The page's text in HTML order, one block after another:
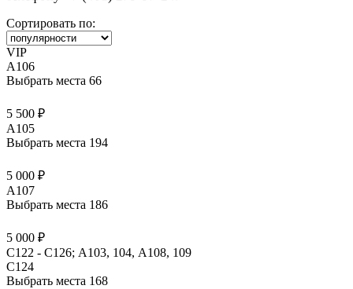
Сортировать по:
VIP
A106
Выбрать места 66
5 500 ₽
A105
Выбрать места 194
5 000 ₽
A107
Выбрать места 186
5 000 ₽
С122 - С126; А103, 104, А108, 109
C124
Выбрать места 168